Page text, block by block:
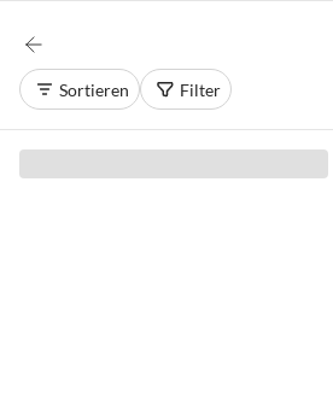
Sortieren Filter